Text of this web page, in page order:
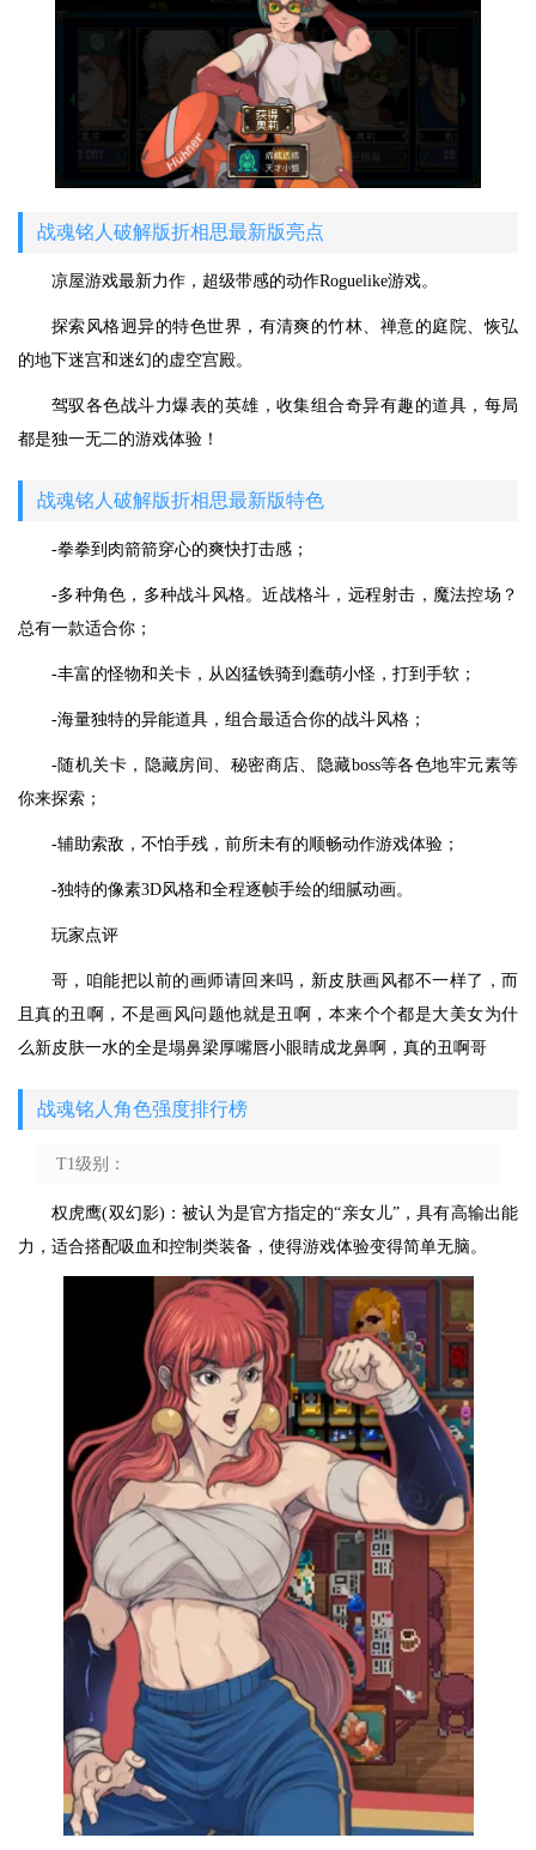
战魂铭人破解版折相思最新版亮点
凉屋游戏最新力作，超级带感的动作Roguelike游戏。
探索风格迥异的特色世界，有清爽的竹林、禅意的庭院、恢弘
的地下迷宫和迷幻的虚空宫殿。
驾驭各色战斗力爆表的英雄，收集组合奇异有趣的道具，每局
都是独一无二的游戏体验！
战魂铭人破解版折相思最新版特色
-拳拳到肉箭箭穿心的爽快打击感；
-多种角色，多种战斗风格。近战格斗，远程射击，魔法控场？
总有一款适合你；
-丰富的怪物和关卡，从凶猛铁骑到蠢萌小怪，打到手软；
-海量独特的异能道具，组合最适合你的战斗风格；
-随机关卡，隐藏房间、秘密商店、隐藏boss等各色地牢元素等
你来探索；
-辅助索敌，不怕手残，前所未有的顺畅动作游戏体验；
-独特的像素3D风格和全程逐帧手绘的细腻动画。
玩家点评
哥，咱能把以前的画师请回来吗，新皮肤画风都不一样了，而
且真的丑啊，不是画风问题他就是丑啊，本来个个都是大美女为什
么新皮肤一水的全是塌鼻梁厚嘴唇小眼睛成龙鼻啊，真的丑啊哥
战魂铭人角色强度排行榜
T1级别：
权虎鹰(双幻影)：被认为是官方指定的“亲女儿”，具有高输出能
力，适合搭配吸血和控制类装备，使得游戏体验变得简单无脑。